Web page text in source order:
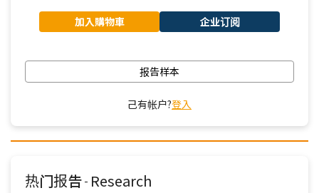
加入購物車 企业订阅
报告样本
己有帐户?登入
热门报告 - Research